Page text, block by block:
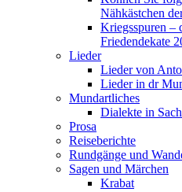
Nähkästchen
Kriegsspuren –
Friedendekate
Lieder
Lieder von
Lieder in dr
Mundartliches
Dialekte in
Prosa
Reiseberichte
Rundgänge und
Sagen und Märchen
Krabat